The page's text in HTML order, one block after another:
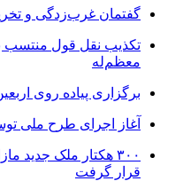
گفتمان غرب‌زدگی و
تکذیب نقل قول منتسب
معظم‌له
برگزاری پیاده روی اربعین حسینی در
آغاز اجرای طرح ملی
۳۰۰ هکتار ملک جدید
قرار گرفت